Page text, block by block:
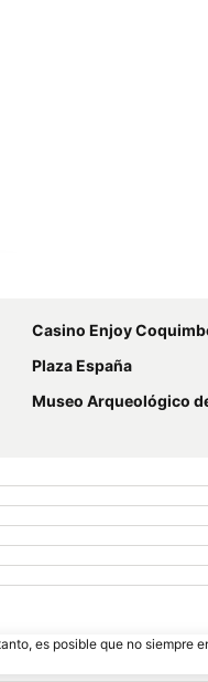
Casino Enjoy
Plaza España
Museo Arqueológico de
es posible que no siempre